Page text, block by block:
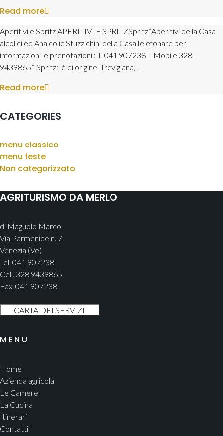
Read more
Aperitivi e Spritz APERITIVI E SPRITZSpritz*Aperitivi della Casa
alcolici ed AnalcoliciStuzzichini della CasaTelefonare per
informazioni e prenotazioni : T. 041 907238 – Mobile 328
9439865* Spritz: è di origine Trevigiana,…
Read more
CATEGORIES
menu classico
menu feste
Non categorizzato
AGRITURISMO DA MERLO
di Maguolo Marco
Via Parmenide n. 7
Venezia (Ve)
Tel. 041 907238
Cell. 328 9439865
Fax. 041 907238
MENU
Home
Azienda agricola
Le Camere
La Cucina
Itinerari
Contatti